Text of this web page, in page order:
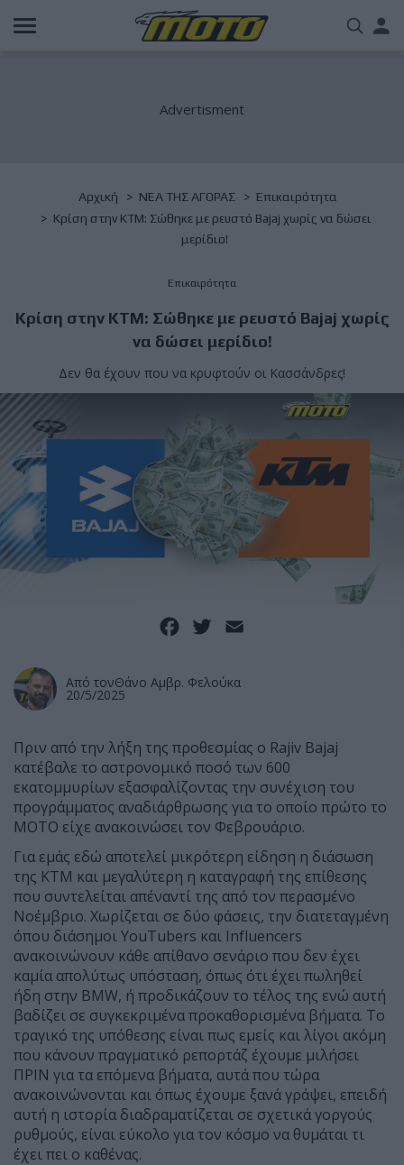
Παράκαμψη
προς
Breadcrumb
Αρχική NΕΑ ΤΗΣ ΑΓΟΡΑΣ
Επικαιρότητα
Κρίση στην KTM: Σώθηκε με ρευστό Bajaj χωρίς να δώσει
μερίδιο!
Επικαιρότητα
Κρίση στην KTM: Σώθηκε με ρευστό Bajaj χωρίς
να δώσει μερίδιο!
Δεν θα έχουν που να κρυφτούν οι Κασσάνδρες!
Facebook
Twitter
Από τονΘάνο Αμβρ. Φελούκα
20/5/2025
Πριν από την λήξη της προθεσμίας ο Rajiv Bajaj
κατέβαλε το αστρονομικό ποσό των 600
εκατομμυρίων εξασφαλίζοντας την συνέχιση του
προγράμματος αναδιάρθρωσης για το οποίο πρώτο το
MOTO είχε ανακοινώσει τον Φεβρουάριο.
Για εμάς εδώ αποτελεί μικρότερη είδηση η διάσωση
της KTM και μεγαλύτερη η καταγραφή της επίθεσης
που συντελείται απέναντί της από τον περασμένο
Νοέμβριο. Χωρίζεται σε δύο φάσεις, την διατεταγμένη
όπου διάσημοι YouTubers και Influencers
ανακοινώνουν κάθε απίθανο σενάριο που δεν έχει
καμία απολύτως υπόσταση, όπως ότι έχει πωληθεί
ήδη στην BMW, ή προδικάζουν το τέλος της ενώ αυτή
βαδίζει σε συγκεκριμένα προκαθορισμένα βήματα. Το
τραγικό της υπόθεσης είναι πως εμείς και λίγοι ακόμη
που κάνουν πραγματικό ρεπορτάζ έχουμε μιλήσει
ΠΡΙΝ για τα επόμενα βήματα, αυτά που τώρα
ανακοινώνονται και όπως έχουμε ξανά γράψει, επειδή
αυτή η ιστορία διαδραματίζεται σε σχετικά γοργούς
ρυθμούς, είναι εύκολο για τον κόσμο να θυμάται τι
έχει πει ο καθένας.